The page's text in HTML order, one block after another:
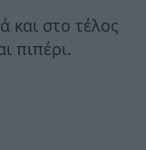
και στο τέλος
πιπέρι.